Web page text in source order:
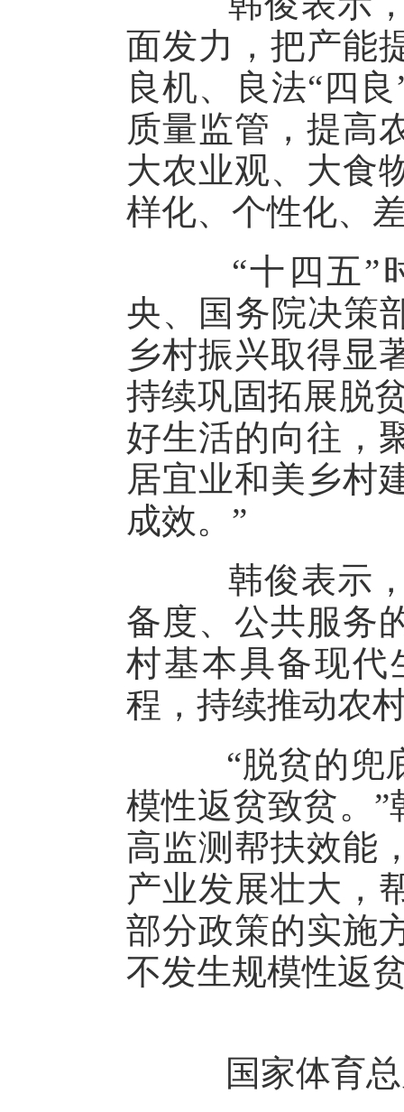
面发力，把产能
良机、良法“四
质量监管，提高
大农业观、大食
样化、个性化、
“十四五”时
央、国务院决策
乡村振兴取得显
持续巩固拓展脱
好生活的向往，
居宜业和美乡村
成效。”
韩俊表示，
备度、公共服务
村基本具备现代
程，持续推动农
“脱贫的兜底
模性返贫致贫。
高监测帮扶效能
产业发展壮大，
部分政策的实施
不发生规模性返
国家体育总